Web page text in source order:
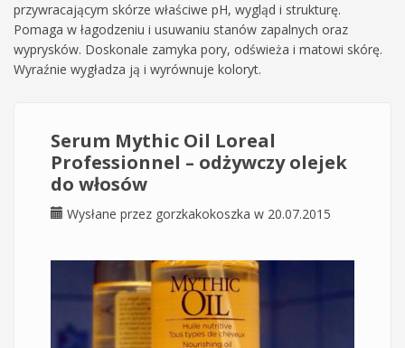
przywracającym skórze właściwe pH, wygląd i strukturę.
Pomaga w łagodzeniu i usuwaniu stanów zapalnych oraz
wyprysków. Doskonale zamyka pory, odświeża i matowi skórę.
Wyraźnie wygładza ją i wyrównuje koloryt.
Serum Mythic Oil Loreal
Professionnel – odżywczy olejek
do włosów
Wysłane przez gorzkakokoszka w 20.07.2015